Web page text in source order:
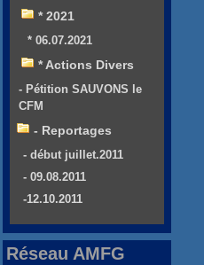
* 2021
* 06.07.2021
* Actions Divers
- Pétition SAUVONS le
CFM
- Reportages
- début juillet.2011
- 09.08.2011
-12.10.2011
Réseau AMFG